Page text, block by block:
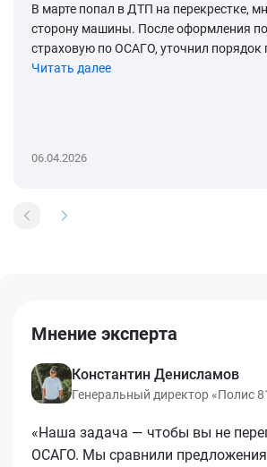
В марте попал в ДТП на перекрестке,
сторону машины. После оформления
страховую по ОСАГО, уточнил порядок
Читать далее
06.04.2026
Мнение эксперта
Константин Денисламов
Генеральный директор «Полис
«Наша задача — чтобы вы не
ОСАГО. Мы сравнили